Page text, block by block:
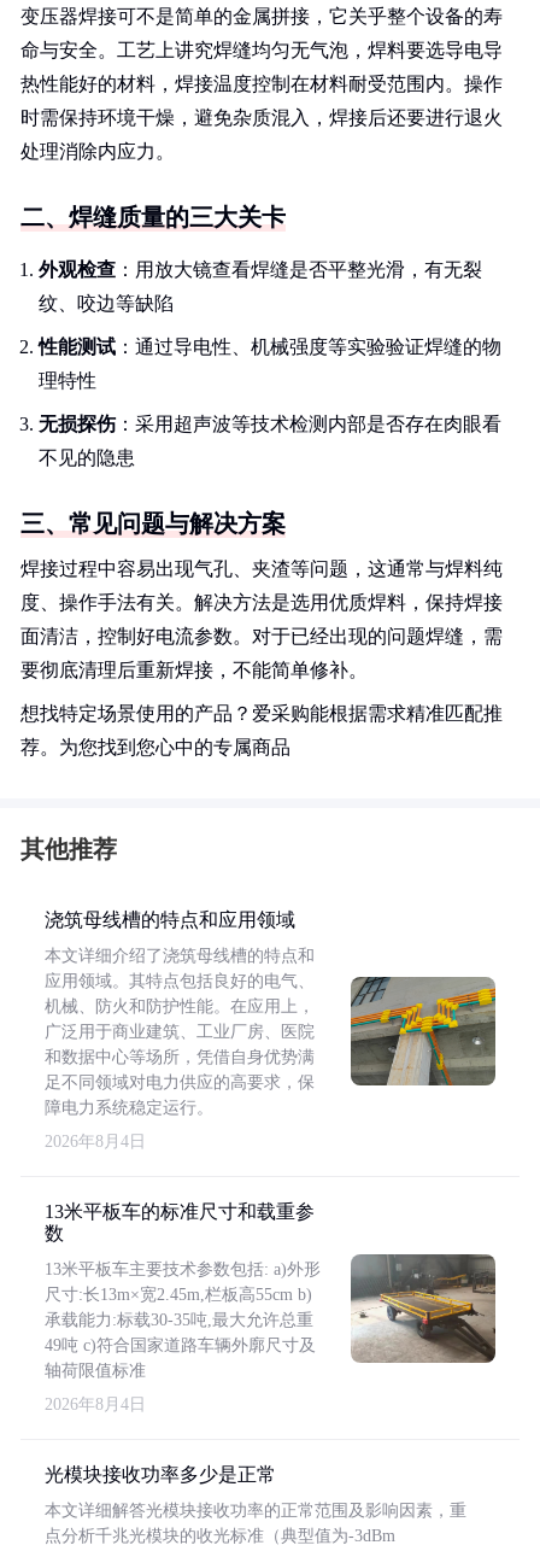
变压器焊接可不是简单的金属拼接，它关乎整个设备的寿
命与安全。工艺上讲究焊缝均匀无气泡，焊料要选导电导
热性能好的材料，焊接温度控制在材料耐受范围内。操作
时需保持环境干燥，避免杂质混入，焊接后还要进行退火
处理消除内应力。
二、焊缝质量的三大关卡
外观检查 ：用放大镜查看焊缝是否平整光滑，有无裂
纹、咬边等缺陷
性能测试 ：通过导电性、机械强度等实验验证焊缝的物
理特性
无损探伤：采用超声波等技术检测内部是否存在肉眼看
不见的隐患
三、常见问题与解决方案
焊接过程中容易出现气孔、夹渣等问题，这通常与焊料纯
度、操作手法有关。解决方法是选用优质焊料，保持焊接
面清洁，控制好电流参数。对于已经出现的问题焊缝，需
要彻底清理后重新焊接，不能简单修补。
想找特定场景使用的产品？爱采购能根据需求精准匹配推
荐。为您找到您心中的专属商品
其他推荐
浇筑母线槽的特点和应用领域
本文详细介绍了浇筑母线槽的特点和
应用领域。其特点包括良好的电气、
机械、防火和防护性能。在应用上，
广泛用于商业建筑、工业厂房、医院
和数据中心等场所，凭借自身优势满
足不同领域对电力供应的高要求，保
障电力系统稳定运行。
2026年8月4日
13米平板车的标准尺寸和载重参
数
13米平板车主要技术参数包括: a)外形
尺寸:长13m×宽2.45m,栏板高55cm b)
承载能力:标载30-35吨,最大允许总重
49吨 c)符合国家道路车辆外廓尺寸及
轴荷限值标准
2026年8月4日
光模块接收功率多少是正常
本文详细解答光模块接收功率的正常范围及影响因素，重
点分析千兆光模块的收光标准（典型值为-3dBm